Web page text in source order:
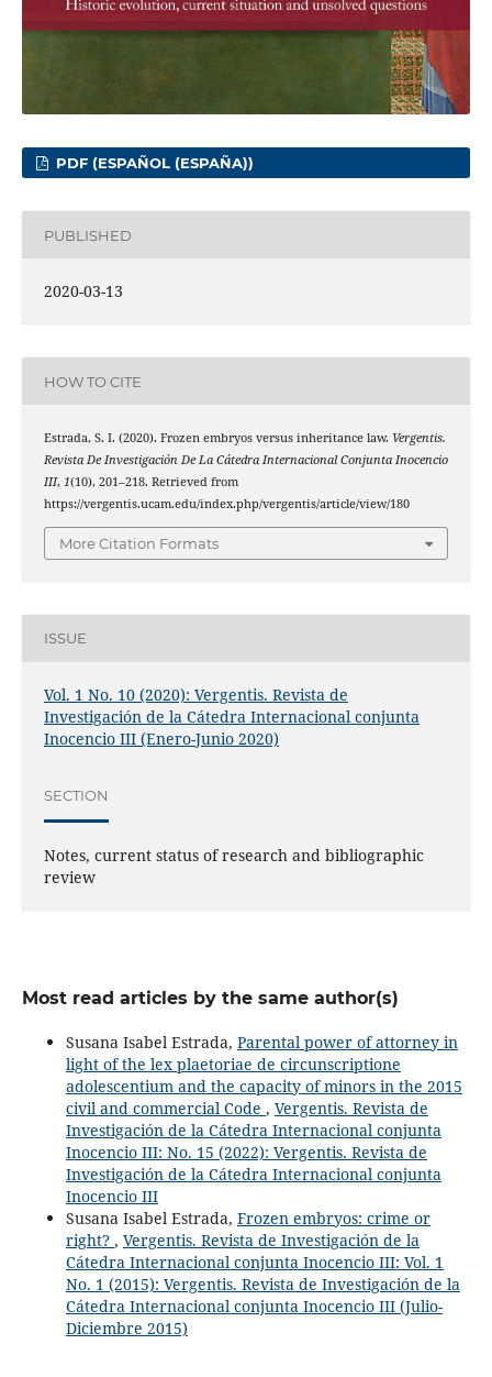
PDF (ESPAÑOL (ESPAÑA))
PUBLISHED
2020-03-13
HOW TO CITE
Estrada, S. I. (2020). Frozen embryos versus inheritance law. Vergentis.
Revista De Investigación De La Cátedra Internacional Conjunta Inocencio
III, 1(10), 201–218. Retrieved from
https://vergentis.ucam.edu/index.php/vergentis/article/view/180
More Citation Formats
ISSUE
Vol. 1 No. 10 (2020): Vergentis. Revista de
Investigación de la Cátedra Internacional conjunta
Inocencio III (Enero-Junio 2020)
SECTION
Notes, current status of research and bibliographic
review
Most read articles by the same author(s)
Susana Isabel Estrada, Parental power of attorney in
light of the lex plaetoriae de circunscriptione
adolescentium and the capacity of minors in the 2015
civil and commercial Code , Vergentis. Revista de
Investigación de la Cátedra Internacional conjunta
Inocencio III: No. 15 (2022): Vergentis. Revista de
Investigación de la Cátedra Internacional conjunta
Inocencio III
Susana Isabel Estrada, Frozen embryos: crime or
right? , Vergentis. Revista de Investigación de la
Cátedra Internacional conjunta Inocencio III: Vol. 1
No. 1 (2015): Vergentis. Revista de Investigación de la
Cátedra Internacional conjunta Inocencio III (Julio-
Diciembre 2015)